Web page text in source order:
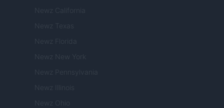
Newz California
Newz Texas
Newz Florida
Newz New York
Newz Pennsylvania
Newz Illinois
Newz Ohio